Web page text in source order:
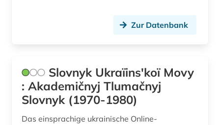
Zur Datenbank
Slovnyk Ukraïinsʹkoï Movy
: Akademičnyj Tlumačnyj
Slovnyk (1970-1980)
Das einsprachige ukrainische Online-